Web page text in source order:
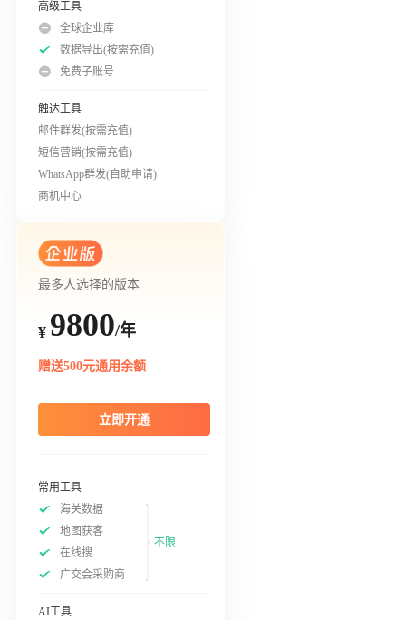
高级工具
全球企业库
数据导出(按需充值)
免费子账号
触达工具
邮件群发(按需充值)
短信营销(按需充值)
WhatsApp群发(自助申请)
商机中心
最多人选择的版本
¥ 9800/年
赠送500元通用余额
立即开通
常用工具
海关数据
地图获客
在线搜
广交会采购商
不限
AI工具